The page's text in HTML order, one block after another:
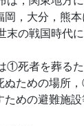
，大分，熊本
の戦国時代に
死者を葬るた
ぬための場所
の避難施設